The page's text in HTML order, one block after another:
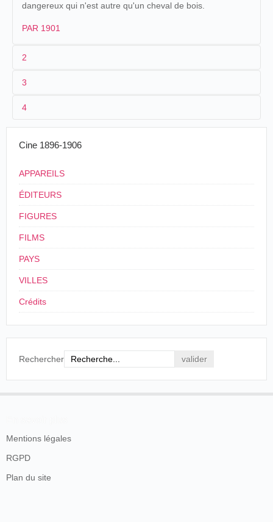
dangereux qui n'est autre qu'un cheval de bois.
PAR 1901
2
1
2
3
≤ 1901
4
France
3
4
Cine 1896-1906
APPAREILS
ÉDITEURS
FIGURES
FILMS
PAYS
VILLES
Crédits
Rechercher
Mentions légales
RGPD
Plan du site